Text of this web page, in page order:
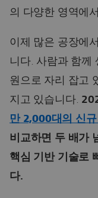
의 다양한 영역에
이제 많은 공장에
니다. 사람과 함께
원으로 자리 잡고
지고 있습니다.
만 2,000대의 신규
비교하면 두 배가
핵심 기반 기술로
다.